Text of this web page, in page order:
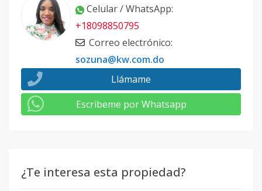
Celular / WhatsApp:
+18098850795
Correo electrónico:
sozuna@kw.com.do
Llámame
Escribeme por Whatsapp
¿Te interesa esta propiedad?